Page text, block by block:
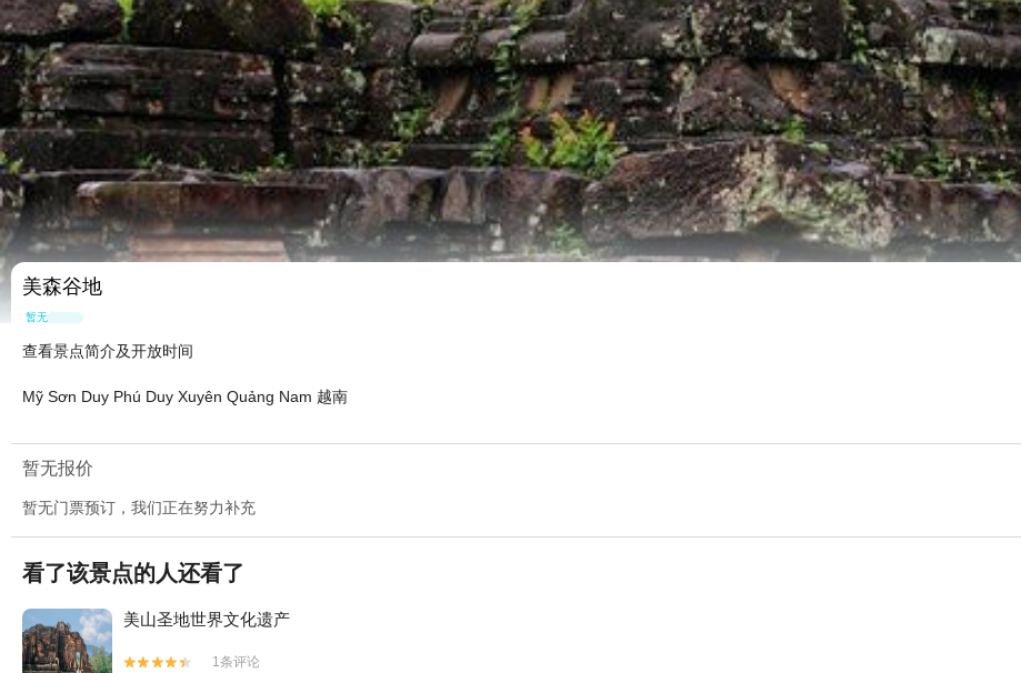
美森谷地
暂无点评
查看景点简介及开放时间
Mỹ Sơn Duy Phú Duy Xuyên Quảng Nam 越南
暂无报价
暂无门票预订，我们正在努力补充
看了该景点的人还看了
美山圣地世界文化遗产


1条评论